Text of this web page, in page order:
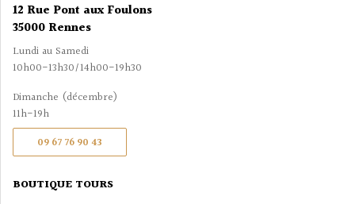
12 Rue Pont aux Foulons
35000 Rennes
Lundi au Samedi
10h00-13h30/14h00-19h30
Dimanche (décembre)
11h-19h
09 67 76 90 43
BOUTIQUE TOURS